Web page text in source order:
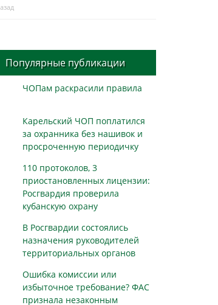
Популярные публикации
ЧОПам раскрасили правила
Карельский ЧОП поплатился
за охранника без нашивок и
просроченную периодичку
110 протоколов, 3
приостановленных лицензии:
Росгвардия проверила
кубанскую охрану
В Росгвардии состоялись
назначения руководителей
территориальных органов
Ошибка комиссии или
избыточное требование? ФАС
признала незаконным